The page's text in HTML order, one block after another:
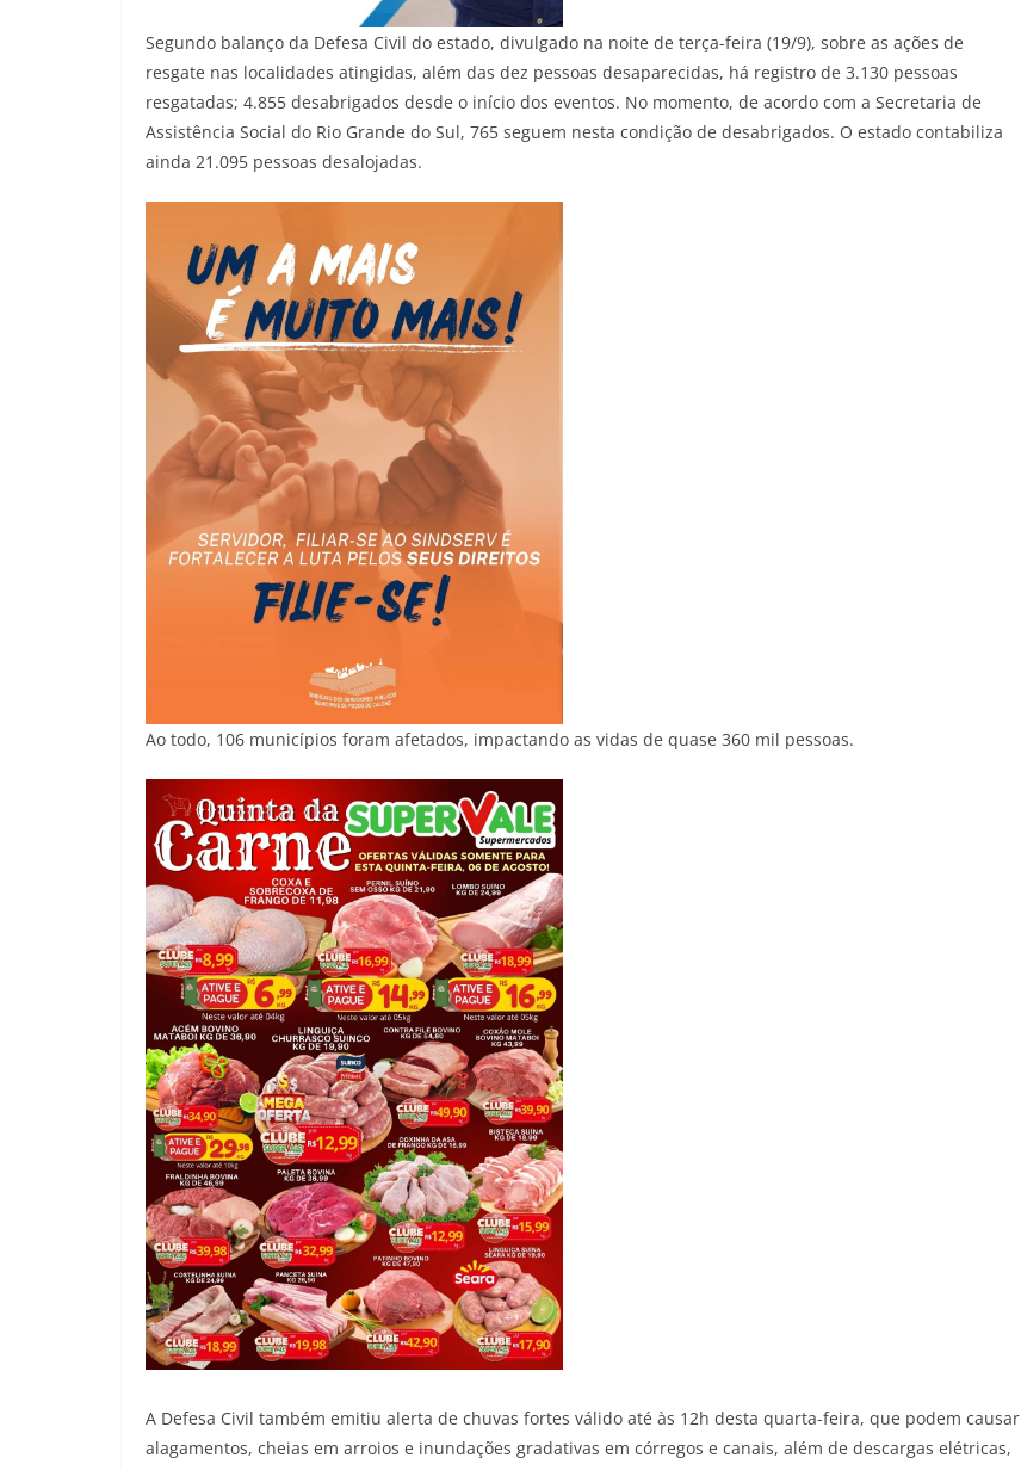
Segundo balanço da Defesa Civil do estado, divulgado na noite de terça-feira (19/9), sobre as ações de
resgate nas localidades atingidas, além das dez pessoas desaparecidas, há registro de 3.130 pessoas
resgatadas; 4.855 desabrigados desde o início dos eventos. No momento, de acordo com a Secretaria de
Assistência Social do Rio Grande do Sul, 765 seguem nesta condição de desabrigados. O estado contabiliza
ainda 21.095 pessoas desalojadas.
Ao todo, 106 municípios foram afetados, impactando as vidas de quase 360 mil pessoas.
A Defesa Civil também emitiu alerta de chuvas fortes válido até às 12h desta quarta-feira, que podem causar
alagamentos, cheias em arroios e inundações gradativas em córregos e canais, além de descargas elétricas,